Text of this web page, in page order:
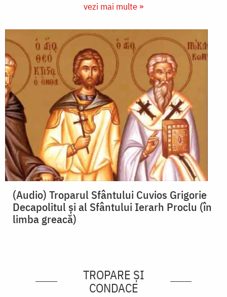
vezi mai multe »
(Audio) Troparul Sfântului Cuvios Grigorie
Decapolitul și al Sfântului Ierarh Proclu (în
limba greacă)
TROPARE ȘI
CONDACE